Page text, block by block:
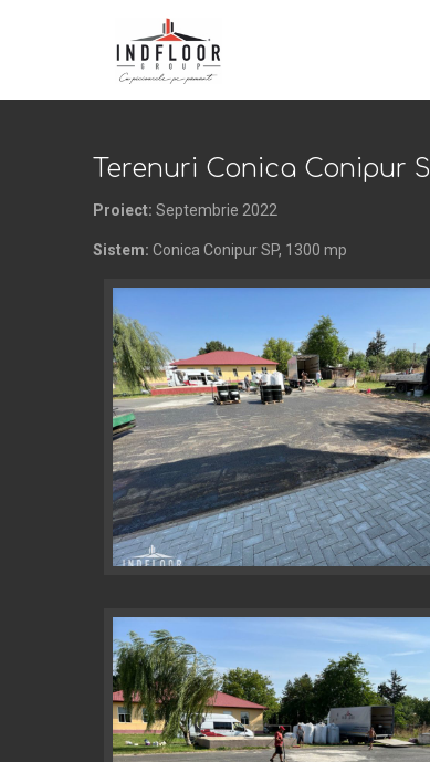
Terenuri Conica Conipur
Proiect: Septembrie 2022
Sistem: Conica Conipur SP, 1300 mp